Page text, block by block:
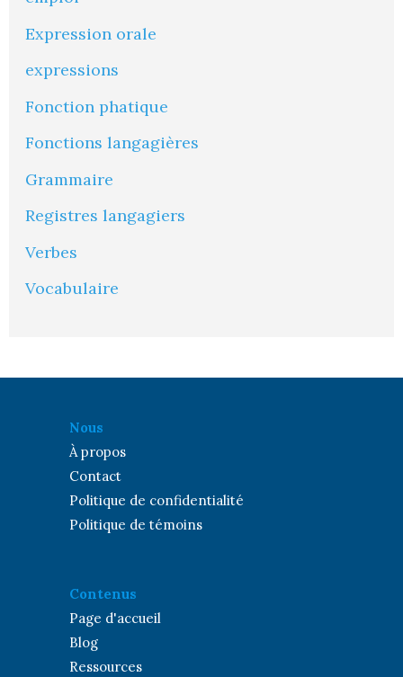
Expression orale
expressions
Fonction phatique
Fonctions langagières
Grammaire
Registres langagiers
Verbes
Vocabulaire
Nous
À propos
Contact
Politique de confidentialité
Politique de témoins
Contenus
Page d'accueil
Blog
Ressources